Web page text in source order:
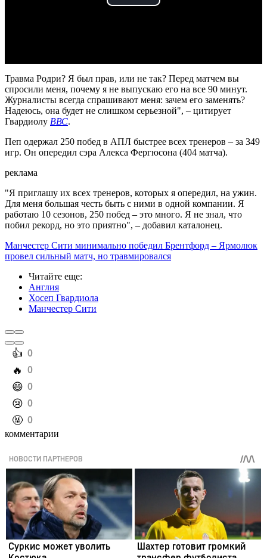
Play
Травма Родри? Я был прав, или не так? Перед матчем вы
спросили меня, почему я не выпускаю его на все 90 минут.
Журналисты всегда спрашивают меня: зачем его заменять?
Надеюсь, она будет не слишком серьезной", – цитирует
Гвардиолу ВВС.
Пеп одержал 250 побед в АПЛ быстрее всех тренеров – за 349
игр. Он опередил сэра Алекса Фергюсона (404 матча).
реклама
"Я приглашу их всех тренеров, которых я опередил, на ужин.
Для меня большая честь быть с ними в одной компании. Я
работаю 10 сезонов, 250 побед – это много. Я не знал, что
побил рекорд, но это приятно", – добавил каталонец.
Манчестер Сити минимально победил Брентфорд – Ярмолюк
провел сильный матч, но травмировался
Читайте еще:
Англия
Хосеп Гвардиола
Манчестер Сити
️👍 0
️🔥 0
️😄 0
️😢 0
️🤬 0
комментарии